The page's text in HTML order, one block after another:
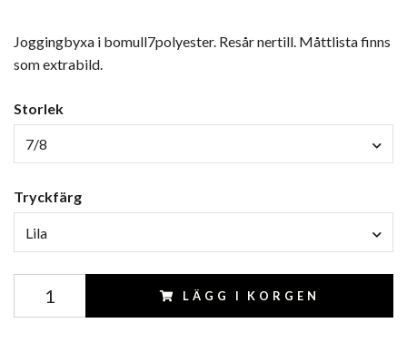
Joggingbyxa i bomull7polyester. Resår nertill. Måttlista finns
som extrabild.
Storlek
7/8
Tryckfärg
Lila
LÄGG I KORGEN